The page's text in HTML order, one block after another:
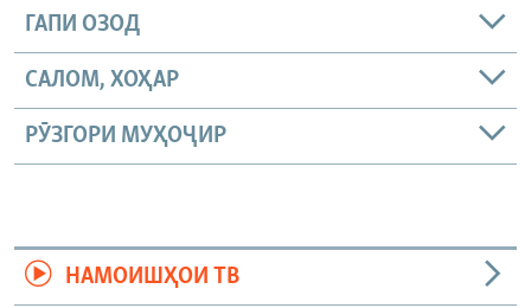
ГАПИ ОЗОД
САЛОМ, ХОҲАР
РӮЗГОРИ МУҲОҶИР
НАМОИШҲОИ ТВ